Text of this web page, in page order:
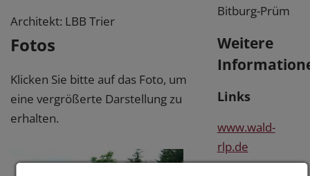
Architekt: LBB Trier
Fotos
Klicken Sie bitte auf das Foto, um
eine vergrößerte Darstellung zu
erhalten.
Bitburg-Prüm
Weitere
Links
www.wald-
rlp.de